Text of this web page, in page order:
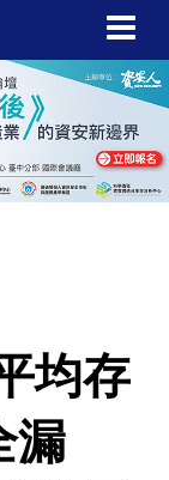
均存
漏